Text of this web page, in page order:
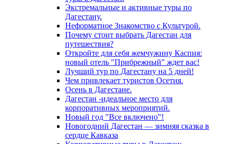
Экстремальные и активные туры по
Дагестану.
Неформатное Знакомство с Культурой.
Почему стоит выбрать Дагестан для
путешествия?
Откройте для себя жемчужину Каспия:
новый отель "Прибрежный" ждет вас!
Лучший тур по Дагестану на 5 дней!
Чем привлекает туристов Осетия.
Осень в Дагестане.
Дагестан -идеальное место для
корпоративных мероприятий.
Новый год "Все включено"!
Новогодний Дагестан — зимняя сказка в
сердце Кавказа